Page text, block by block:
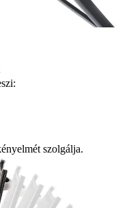
szolgálja.